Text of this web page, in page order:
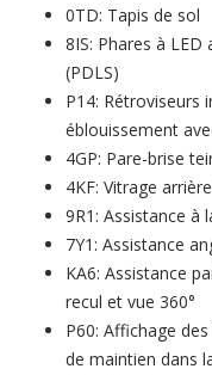
0TD: Tapis de sol
8IS: Phares à
(PDLS)
P14: Rétroviseurs
éblouissement
4GP: Pare-brise
4KF: Vitrage
9R1: Assistance à
7Y1: Assistance
KA6: Assistance
recul et vue 360°
P60: Affichage
de maintien dans